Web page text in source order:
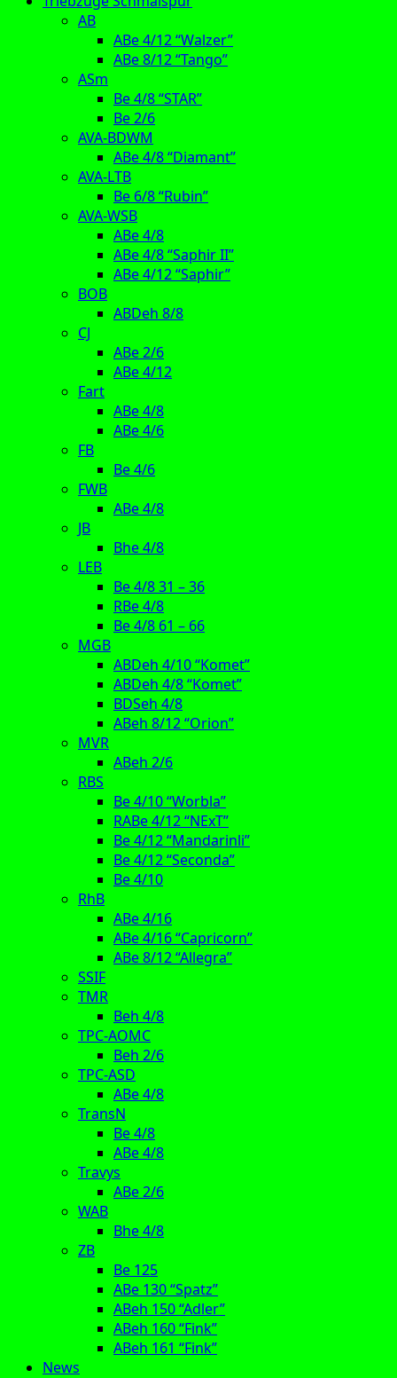
AB
ABe 4/12 “Walzer”
ABe 8/12 “Tango”
ASm
Be 4/8 “STAR”
Be 2/6
AVA-BDWM
ABe 4/8 “Diamant”
AVA-LTB
Be 6/8 “Rubin”
AVA-WSB
ABe 4/8
ABe 4/8 “Saphir II”
ABe 4/12 “Saphir”
BOB
ABDeh 8/8
CJ
ABe 2/6
ABe 4/12
Fart
ABe 4/8
ABe 4/6
FB
Be 4/6
FWB
ABe 4/8
JB
Bhe 4/8
LEB
Be 4/8 31 – 36
RBe 4/8
Be 4/8 61 – 66
MGB
ABDeh 4/10 “Komet”
ABDeh 4/8 “Komet”
BDSeh 4/8
ABeh 8/12 “Orion”
MVR
ABeh 2/6
RBS
Be 4/10 “Worbla”
RABe 4/12 “NExT”
Be 4/12 “Mandarinli”
Be 4/12 “Seconda”
Be 4/10
RhB
ABe 4/16
ABe 4/16 “Capricorn”
ABe 8/12 “Allegra”
SSIF
TMR
Beh 4/8
TPC-AOMC
Beh 2/6
TPC-ASD
ABe 4/8
TransN
Be 4/8
ABe 4/8
Travys
ABe 2/6
WAB
Bhe 4/8
ZB
Be 125
ABe 130 “Spatz”
ABeh 150 “Adler”
ABeh 160 “Fink”
ABeh 161 “Fink”
News